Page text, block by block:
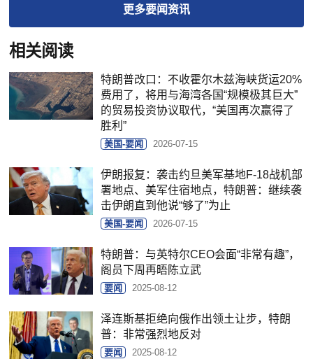
更多要闻资讯
相关阅读
特朗普改口：不收霍尔木兹海峡货运20%
费用了，将用与海湾各国“规模极其巨大”
的贸易投资协议取代，“美国再次赢得了
胜利”
美国-要闻 2026-07-15
伊朗报复：袭击约旦美军基地F-18战机部
署地点、美军住宿地点，特朗普：继续袭
击伊朗直到他说“够了”为止
美国-要闻 2026-07-15
特朗普：与英特尔CEO会面“非常有趣”，
阁员下周再晤陈立武
要闻 2025-08-12
泽连斯基拒绝向俄作出领土让步，特朗
普：非常强烈地反对
要闻 2025-08-12